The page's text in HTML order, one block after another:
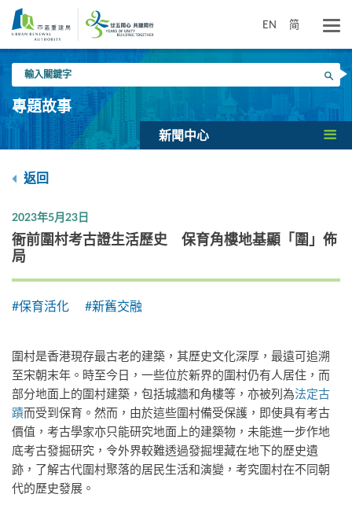
要
EN 简
入
關
鍵
搜尋
專題故事
新聞中心
返回
2023年5月23日
衙前圍村考古證生活歷史 保育角樓地基顯「圍」佈
局
#保育活化 #新舊交融
圍村是香港現存最古老的建築，其歷史文化深厚，最遠可追溯
至宋朝末年。時至今日，一些位於新界的圍村仍有人居住，而
部分地面上的圍村建築，包括城牆和角樓等，亦被列為法定古
蹟而受到保育。然而，由於這些圍村備受保護，即使具有考古
價值，考古學家亦只能研究地面上的建築物，未能進一步作地
底考古發掘研究，令外界較難透過發掘埋藏在地下的歷史遺
跡，了解古代圍村聚落的居民生活和演變，考究圍村在不同朝
代的歷史發展。